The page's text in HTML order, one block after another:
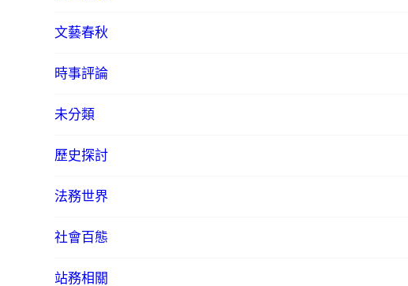
文藝春秋
時事評論
未分類
歷史探討
法務世界
社會百態
站務相關